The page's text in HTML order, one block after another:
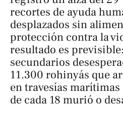
recortes de ayuda
desplazados sin
protección contra la
resultado es
secundarios
11.300 rohinyás que
en travesías marítimas
de cada 18 murió o